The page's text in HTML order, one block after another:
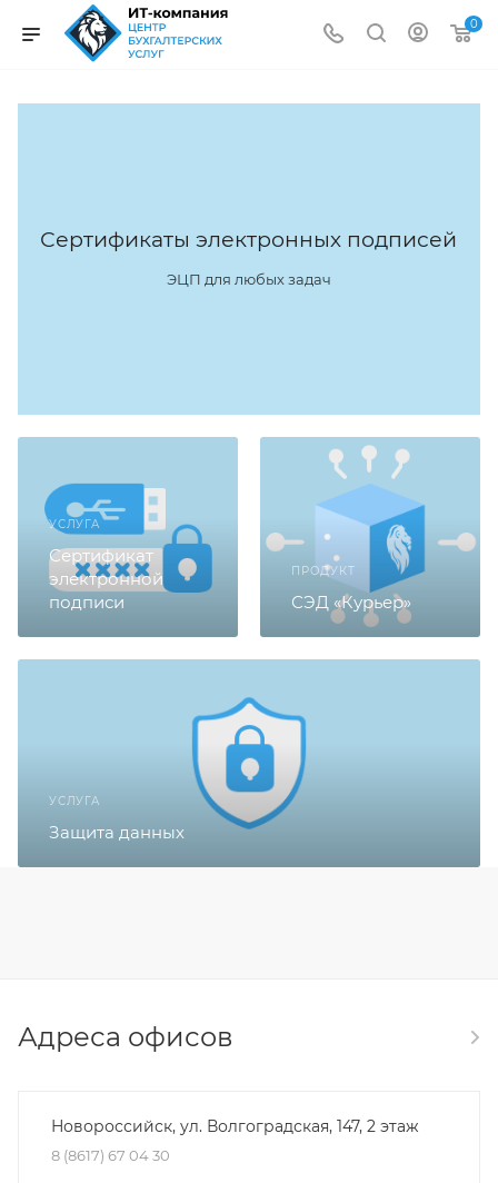
0
Сертификаты электронных подписей
ЭЦП для любых задач
УСЛУГА
Сертификат
электронной
подписи
ПРОДУКТ
СЭД «Курьер»
УСЛУГА
Защита данных
Адреса офисов
Новороссийск, ул. Волгоградская, 147, 2 этаж
8 (8617) 67 04 30